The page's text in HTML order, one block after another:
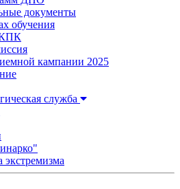
документы
обучения
кампании 2025
служба